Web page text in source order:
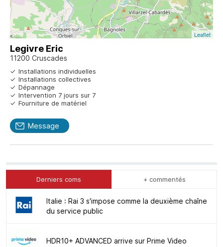
Leaflet
Legivre Eric
11200 Cruscades
Installations individuelles
Installations collectives
Dépannage
Intervention 7 jours sur 7
Fourniture de matériel
Message
Derniers coms + commentés
Italie : Rai 3 s'impose comme la deuxième chaîne
du service public
HDR10+ ADVANCED arrive sur Prime Video